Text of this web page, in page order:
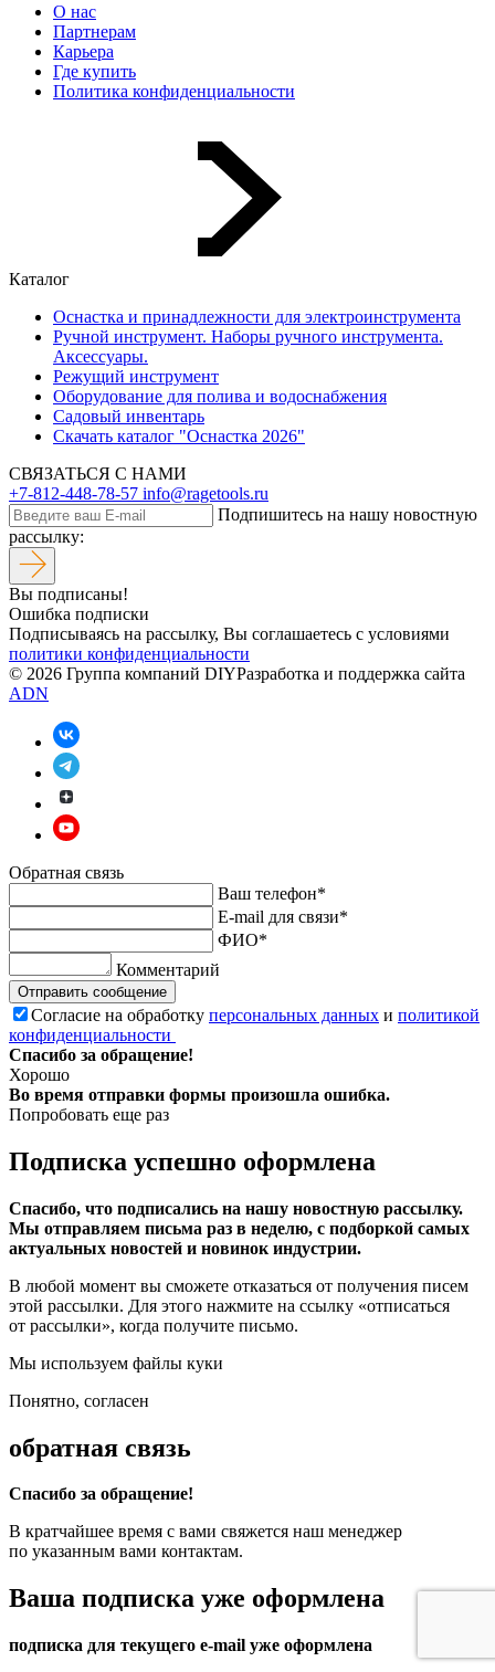
О нас
Партнерам
Карьера
Где купить
Политика конфиденциальности
Каталог
Оснастка и принадлежности для электроинструмента
Ручной инструмент. Наборы ручного инструмента.
Аксессуары.
Режущий инструмент
Оборудование для полива и водоснабжения
Садовый инвентарь
Скачать каталог "Оснастка 2026"
СВЯЗАТЬСЯ С НАМИ
+7-812-448-78-57 info@ragetools.ru
Подпишитесь на нашу новостную
рассылку:
Вы подписаны!
Ошибка подписки
Подписываясь на рассылку, Вы соглашаетесь c условиями
политики конфиденциальности
© 2026 Группа компаний DIYРазработка и поддержка сайта
ADN
Обратная связь
Ваш телефон*
E-mail для связи*
ФИО*
Комментарий
Отправить сообщение
Согласие на обработку персональных данных и политикой
конфиденциальности
Спасибо за обращение!
Хорошо
Во время отправки формы произошла ошибка.
Попробовать еще раз
Подписка успешно оформлена
Спасибо, что подписались на нашу новостную рассылку.
Мы отправляем письма раз в неделю, с подборкой самых
актуальных новостей и новинок индустрии.
В любой момент вы сможете отказаться от получения писем
этой рассылки. Для этого нажмите на ссылку «отписаться
от рассылки», когда получите письмо.
Мы используем файлы куки
Понятно, согласен
обратная связь
Спасибо за обращение!
В кратчайшее время с вами свяжется наш менеджер
по указанным вами контактам.
Ваша подписка уже оформлена
подписка для текущего e-mail уже оформлена